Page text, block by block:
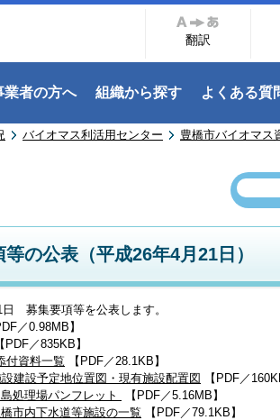
翻訳
業者の方へ 組織から探す よくある質
バイオマス利活用センター
豊橋市バイオマス
の公表（平成26年4月21日）
日 募集要項等を公表します。
／0.98MB】
PDF／835KB】
付資料一覧 【PDF／28.1KB】
建設予定地位置図・現有施設配置図
【PDF／
処理場パンフレット
【PDF／5.16MB】
市内下水道等施設の一覧 【PDF／79.1KB】